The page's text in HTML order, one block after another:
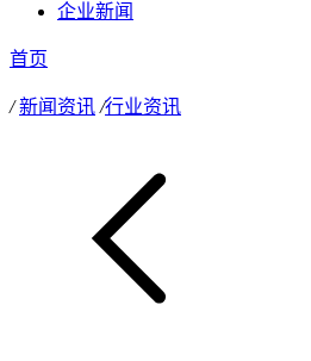
企业新闻
首页
/ 新闻资讯 /行业资讯